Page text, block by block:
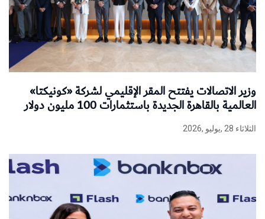
وزير الاتصالات يفتتح المقر الإقليمي لشركة «كونيكتا»
العالمية بالقاهرة الجديدة باستثمارات 100 مليون دولار
الثلاثاء 28 ,يوليو ,2026